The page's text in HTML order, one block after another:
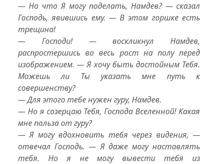
— Но чтоЯмогу поделать, Намдев? — сказал
Господь, явившись ему. — В этом горшке есть
трещина!
— Господи! — воскликнул Намдев,
распростершись во весь рост на полу перед
изображением. — Я хочу быть достойным Тебя.
Можешь ли Ты указать мне путь к
совершенству?
— Для этого тебе нужен гуру, Намдев.
— Но я созерцаю Тебя, Господа Вселенной! Какая
мне польза от гуру?
— Я могу вдохновить тебя через видения, —
отвечал Господь. — Я даже могу наставлять
тебя. Но я не могу вывести тебя из